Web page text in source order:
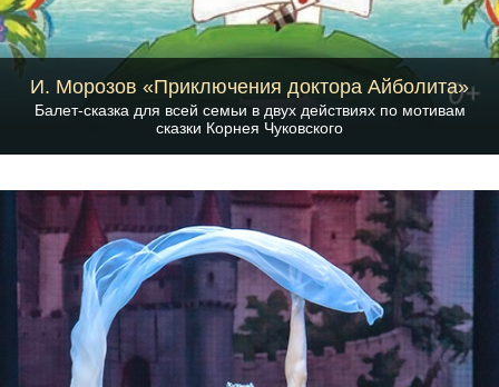
И. Морозов «Приключения доктора Айболита»
Балет-сказка для всей семьи в двух действиях по мотивам
сказки Корнея Чуковского